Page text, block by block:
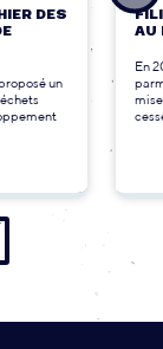
DES
un
AU
En